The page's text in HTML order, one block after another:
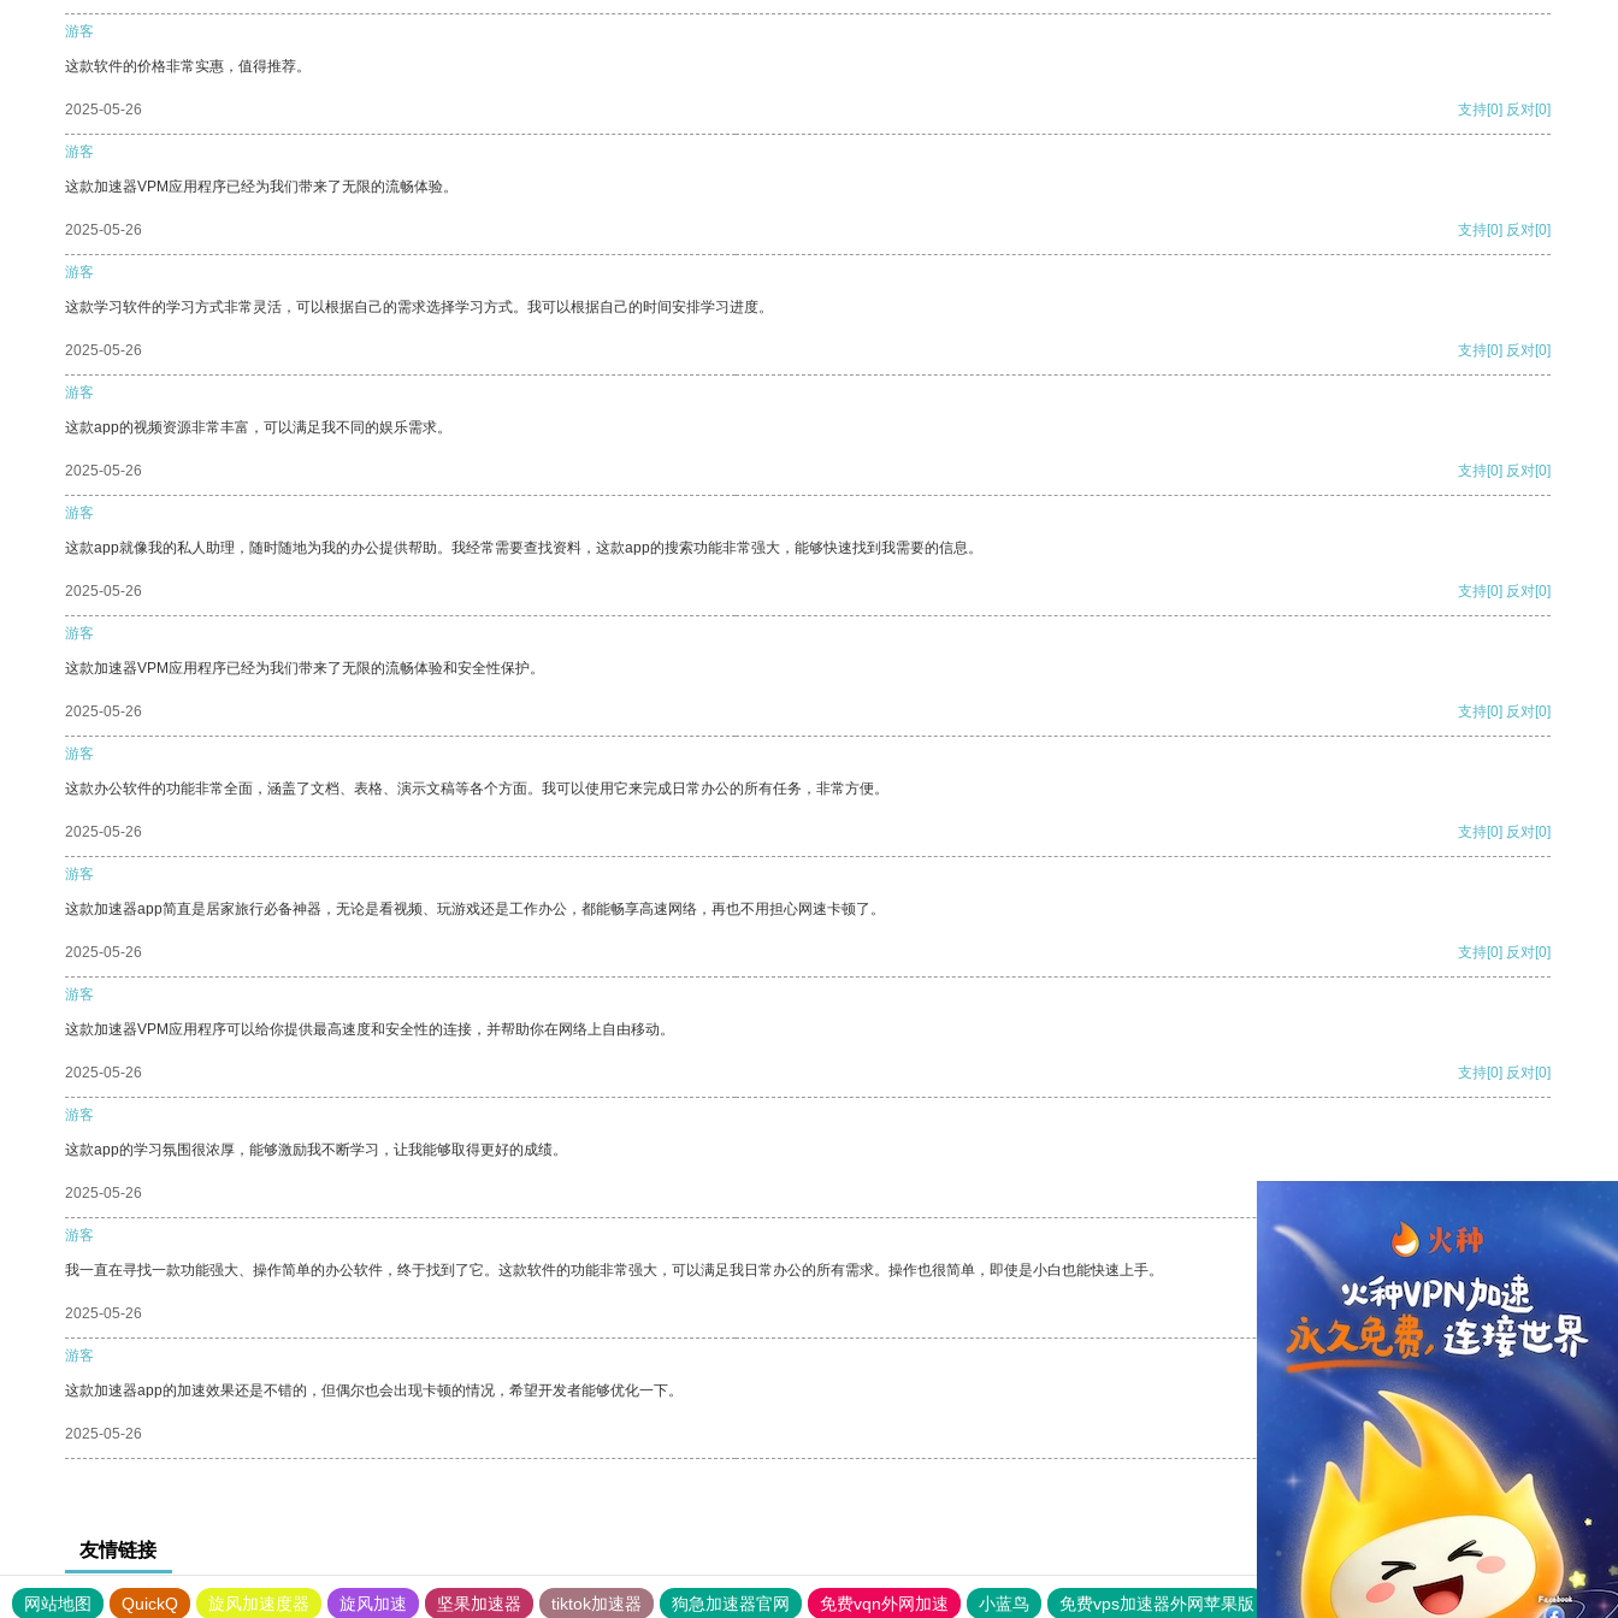
游客
这款软件的价格非常实惠，值得推荐。
2025-05-26 支持[0] 反对[0]
游客
这款加速器VPM应用程序已经为我们带来了无限的流畅体验。
2025-05-26 支持[0] 反对[0]
游客
这款学习软件的学习方式非常灵活，可以根据自己的需求选择学习方式。我可以根据自己的时间安排学习进度。
2025-05-26 支持[0] 反对[0]
游客
这款app的视频资源非常丰富，可以满足我不同的娱乐需求。
2025-05-26 支持[0] 反对[0]
游客
这款app就像我的私人助理，随时随地为我的办公提供帮助。我经常需要查找资料，这款app的搜索功能非常强大，能够快速找到我需要的信息。
2025-05-26 支持[0] 反对[0]
游客
这款加速器VPM应用程序已经为我们带来了无限的流畅体验和安全性保护。
2025-05-26 支持[0] 反对[0]
游客
这款办公软件的功能非常全面，涵盖了文档、表格、演示文稿等各个方面。我可以使用它来完成日常办公的所有任务，非常方便。
2025-05-26 支持[0] 反对[0]
游客
这款加速器app简直是居家旅行必备神器，无论是看视频、玩游戏还是工作办公，都能畅享高速网络，再也不用担心网速卡顿了。
2025-05-26 支持[0] 反对[0]
游客
这款加速器VPM应用程序可以给你提供最高速度和安全性的连接，并帮助你在网络上自由移动。
2025-05-26 支持[0] 反对[0]
游客
这款app的学习氛围很浓厚，能够激励我不断学习，让我能够取得更好的成绩。
2025-05-26
游客
我一直在寻找一款功能强大、操作简单的办公软件，终于找到了它。这款软件的功能非常强大，可以满足我日常办公的所有需求。操作也很简单，即使是小白也能快速上手。
2025-05-26 支持 [0] 反对 [0]
游客
这款加速器app的加速效果还是不错的，但偶尔也会出现卡顿的情况，希望开发者能够优化一下。
2025-05-26 支持
友情链接
网站地图 QuickQ 旋风加速度器 旋风加速 坚果加速器 tiktok加速器 狗急加速器官网 免费vqn外网加速 小蓝鸟 免费vps加速器外网苹果版 旋风加速度器 快连加速器